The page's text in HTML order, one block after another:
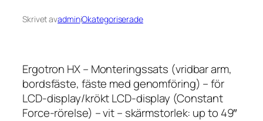
Skrivet avadminiOkategoriserade
Ergotron HX – Monteringssats (vridbar arm,
bordsfäste, fäste med genomföring) – för
LCD-display/krökt LCD-display (Constant
Force-rörelse) – vit – skärmstorlek: up to 49″